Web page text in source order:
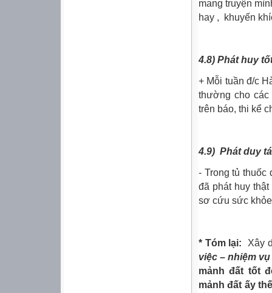
mang truyện
hay , khuyến
4.8) Phát huy
+ Mỗi tuần đ/c
thường cho các
trên báo, thi kể
4.9) Phát duy
- Trong tủ thuốc
đã phát huy
sơ cứu sức
* Tóm lại: Xây
việc – nhiệm
mảnh đất tốt
mảnh đất ấy